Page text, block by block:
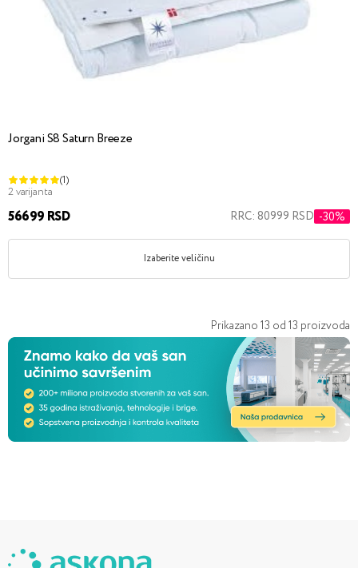
Jorgani S8 Saturn Breeze
(1)
2 varijanta
56699 RSD RRC: 80999 RSD -30%
Izaberite veličinu
Prikazano 13 od 13 proizvoda